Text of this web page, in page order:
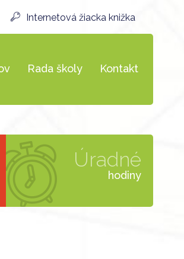
Internetová žiacka knižka
Rada školy Kontakt
Úradné
hodiny